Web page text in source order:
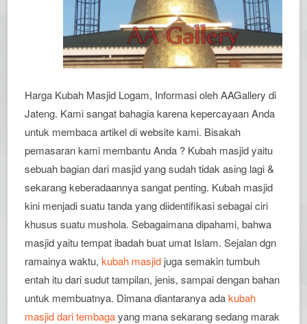
Harga Kubah Masjid Logam, Informasi oleh AAGallery di
Jateng. Kami sangat bahagia karena kepercayaan Anda
untuk membaca artikel di website kami. Bisakah
pemasaran kami membantu Anda ? Kubah masjid yaitu
sebuah bagian dari masjid yang sudah tidak asing lagi &
sekarang keberadaannya sangat penting. Kubah masjid
kini menjadi suatu tanda yang diidentifikasi sebagai ciri
khusus suatu mushola. Sebagaimana dipahami, bahwa
masjid yaitu tempat ibadah buat umat Islam. Sejalan dgn
ramainya waktu,kubah masjid juga semakin tumbuh
entah itu dari sudut tampilan, jenis, sampai dengan bahan
untuk membuatnya. Dimana diantaranya adakubah
masjid dari tembagayang mana sekarang sedang marak